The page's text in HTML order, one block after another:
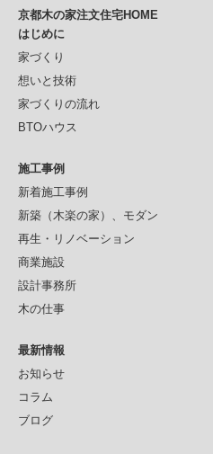
京都木の家注文住宅HOME
はじめに
家づくり
想いと技術
家づくりの流れ
BTOハウス
施工事例
新着施工事例
新築（木楽の家）、モダン
再生・リノベーション
商業施設
設計事務所
木の仕事
最新情報
お知らせ
コラム
ブログ